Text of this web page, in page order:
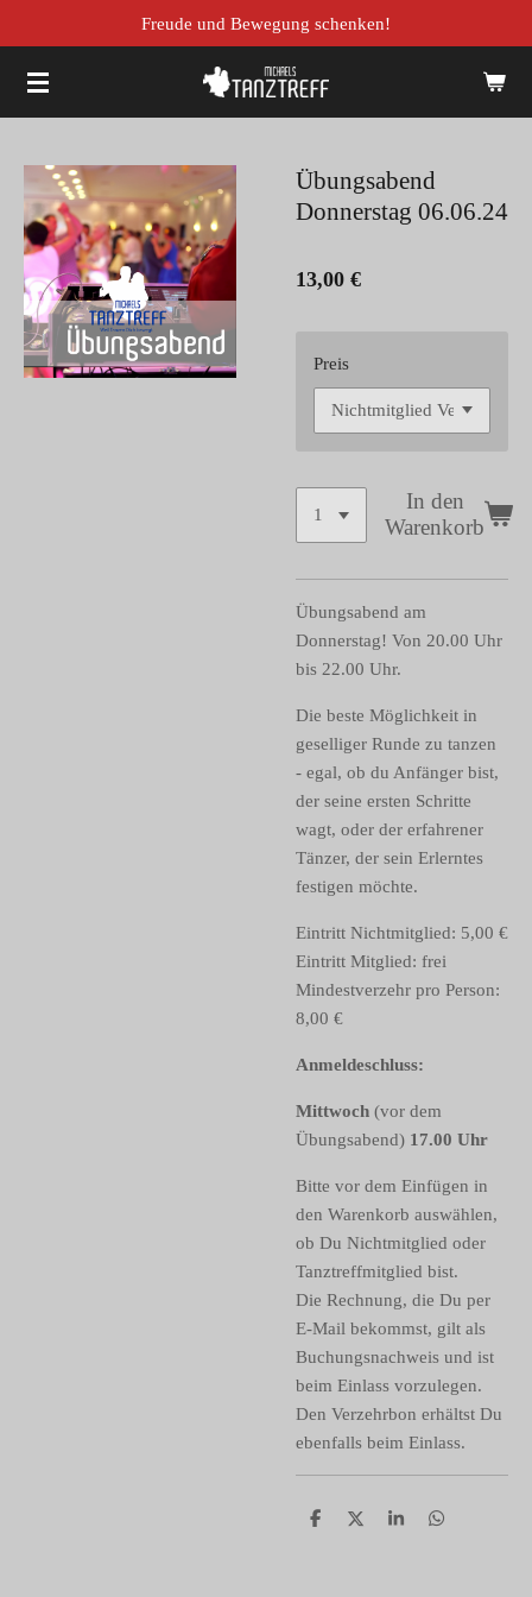
Hauptinhalt
springen
Freude und Bewegung schenken!
Übungsabend
Donnerstag 06.06.24
13,00 €
Preis
In den
Warenkorb
Übungsabend am
Donnerstag! Von 20.00 Uhr
bis 22.00 Uhr.
Die beste Möglichkeit in
geselliger Runde zu tanzen
- egal, ob du Anfänger bist,
der seine ersten Schritte
wagt, oder der erfahrener
Tänzer, der sein Erlerntes
festigen möchte.
Eintritt Nichtmitglied: 5,00 €
Eintritt Mitglied: frei
Mindestverzehr pro Person:
8,00 €
Anmeldeschluss:
Mittwoch (vor dem
Übungsabend) 17.00 Uhr
Bitte vor dem Einfügen in
den Warenkorb auswählen,
ob Du Nichtmitglied oder
Tanztreffmitglied bist.
Die Rechnung, die Du per
E-Mail bekommst, gilt als
Buchungsnachweis und ist
beim Einlass vorzulegen.
Den Verzehrbon erhältst Du
ebenfalls beim Einlass.
T
T
T
T